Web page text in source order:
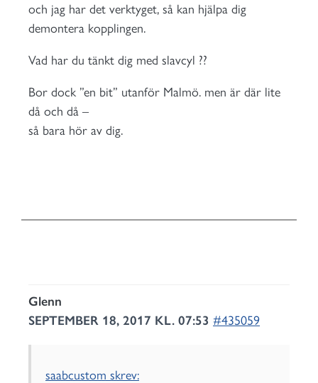
och jag har det verktyget, så kan hjälpa dig
demontera kopplingen.
Vad har du tänkt dig med slavcyl ??
Bor dock ”en bit” utanför Malmö. men är där lite
då och då –
så bara hör av dig.
Glenn
SEPTEMBER 18, 2017 KL. 07:53 #435059
saabcustom skrev: